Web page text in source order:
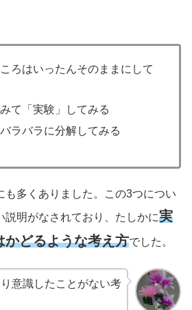
ろはいったんそのままにして
て「実験」してみる
ラバラに分解してみる
も多くありました。この3つについ
説明がなされており、たしかに実
かどるような考え方でした。
意識したことがない考